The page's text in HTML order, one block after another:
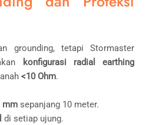
grounding, tetapi Stormaster
konfigurasi radial earthing
<10 Ohm.
mm sepanjang 10 meter.
di setiap ujung.